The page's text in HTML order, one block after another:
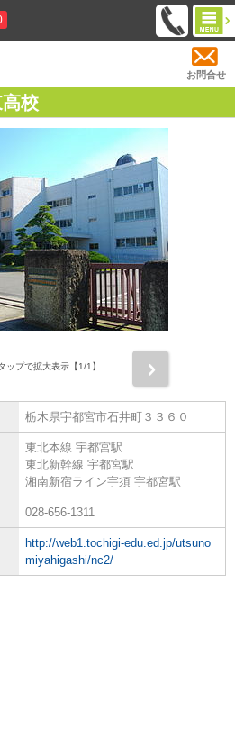
お問合せ
校
ップで拡大表示【1/1】
栃木県宇都宮市石井町３３６０
東北本線 宇都宮駅
東北新幹線 宇都宮駅
湘南新宿ライン宇須 宇都宮駅
028-656-1311
http://web1.tochigi-edu.ed.jp/utsuno
miyahigashi/nc2/